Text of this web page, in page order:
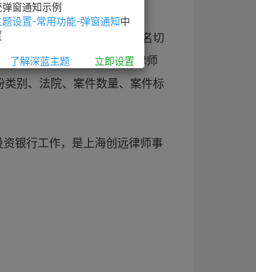
的知果果，以及从电子签名切
书进行大数据分析，建立律师
别、法院、案件数量、案件标
银行工作，是上海创远律师事
窗通知示例
题设置-常用功能-弹窗通知中
了解深蓝主题 立即设置